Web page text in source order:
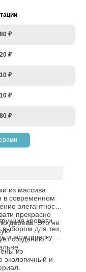
₽
₽
₽
₽
₽
из массива
в современном
элегантности
прекрасно
дерева. Это не
созданию
кровати,
для тех,
и эстетическую
из
экологичный и